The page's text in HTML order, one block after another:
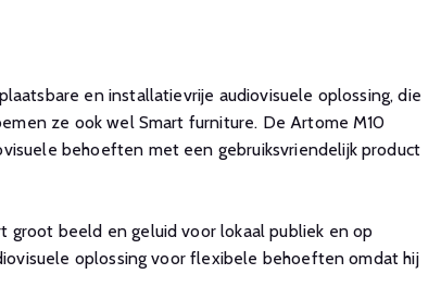
en installatievrije audiovisuele oplossing, die
ze ook wel Smart furniture. De Artome M10
behoeften met een gebruiksvriendelijk product
groot beeld en geluid voor lokaal publiek en op
oplossing voor flexibele behoeften omdat hij